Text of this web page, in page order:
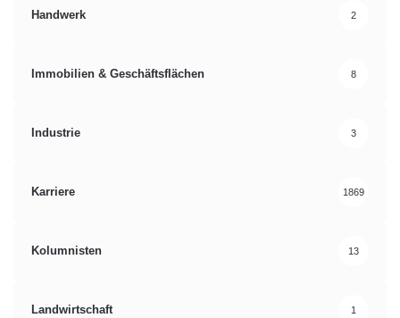
Handwerk 2
Immobilien & Geschäftsflächen 8
Industrie 3
Karriere 1869
Kolumnisten 13
Landwirtschaft 1